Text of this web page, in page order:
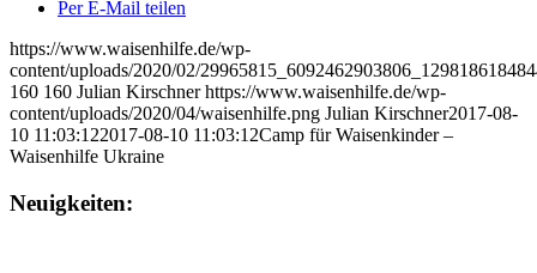
Per E-Mail teilen
https://www.waisenhilfe.de/wp-
content/uploads/2020/02/
160 160 Julian Kirschner https://www.waisenhilfe.de/wp-
content/uploads/2020/04/waisenhilfe.png Julian Kirschner2017-08-
10 11:03:122017-08-10 11:03:12Camp für Waisenkinder –
Waisenhilfe Ukraine
Neuigkeiten: